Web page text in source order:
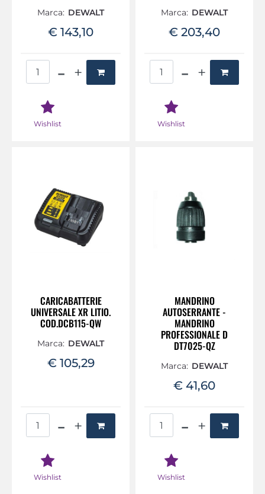
Marca: DEWALT
€ 143,10
Wishlist
Marca: DEWALT
€ 203,40
Wishlist
CARICABATTERIE
UNIVERSALE XR LITIO.
COD.DCB115-QW
Marca: DEWALT
€ 105,29
Wishlist
MANDRINO
AUTOSERRANTE -
MANDRINO
PROFESSIONALE D
DT7025-QZ
Marca: DEWALT
€ 41,60
Wishlist